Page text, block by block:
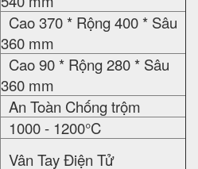
Cao 370 * Rộng 400 * Sâu
360 mm
Cao 90 * Rộng 280 * Sâu
360 mm
An Toàn Chống trộm
1000 - 1200°C
Vân Tay Điện Tử